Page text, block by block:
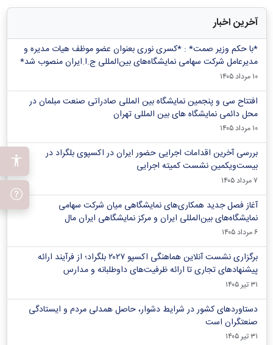
آخرین اخبار
*با حکم وزیر صمت* : *کسری نوری بعنوان عضو موظف هیات مدیره و
مدیرعامل شرکت سهامی نمایشگاه‌های بین‌المللی ج.ا.ایران منصوب شد*
۱۰ مرداد ۱۴۰۵
افتتاح سی و پنجمین نمایشگاه بین المللی صادراتی صنعت مبلمان در
محل دائمی نمایشگاه های بین المللی تهران
۱۰ مرداد ۱۴۰۵
بررسی آخرین اقدامات اجرایی حضور ایران در اکسپوی بلگراد در
بیست‌ویکمین نشست کمیته اجرایی
۷ مرداد ۱۴۰۵
آغاز فصل جدید همکاری‌های نمایشگاهی میان شرکت سهامی
نمایشگاه‌های بین‌المللی ایران و مرکز نمایشگاهی ایران‌ مال
۶ مرداد ۱۴۰۵
برگزاری نشست آنلاین هماهنگی اکسپو ۲۰۲۷ بلگراد؛ از فرآیند ارائه
پیشنهادهای تجاری تا ارائه ظرفیت‌های داوطلبانه و مدارس
۳۱ تیر ۱۴۰۵
دستاوردهای کشور در شرایط دشوار، حاصل همدلی مردم و ایستادگی
صنعتگران است
۳۱ تیر ۱۴۰۵